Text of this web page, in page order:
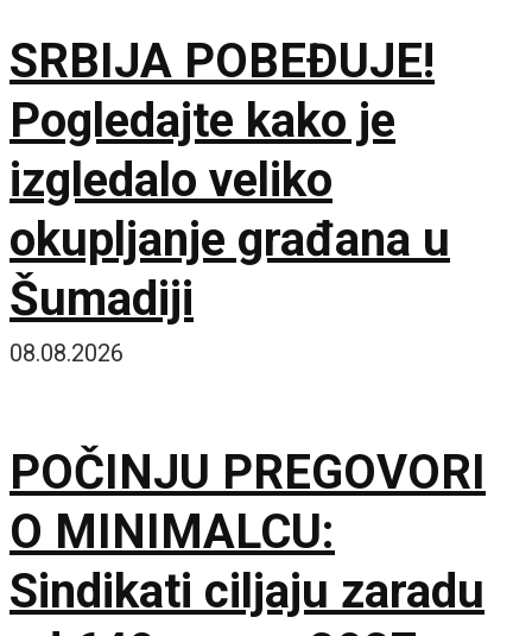
SRBIJA POBEĐUJE!
Pogledajte kako je
izgledalo veliko
okupljanje građana u
Šumadiji
08.08.2026
POČINJU PREGOVORI
O MINIMALCU:
Sindikati ciljaju zaradu